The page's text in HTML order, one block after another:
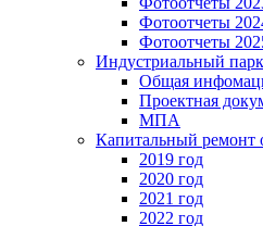
Фотоотчеты
Фотоотчеты
Индустриальный парк
Общая
Проектная
МПА
Капитальный
2019 год
2020 год
2021 год
2022 год